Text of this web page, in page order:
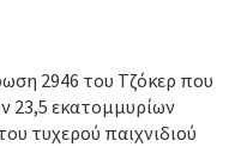
2946 του Τζόκερ που
23,5 εκατομμυρίων
τυχερού παιχνιδιού